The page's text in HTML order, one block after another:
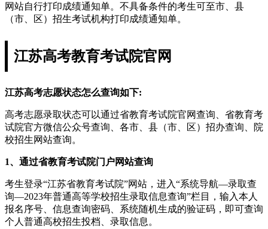
网站自行打印成绩通知单。不具备条件的考生可至市、县
（市、区）招生考试机构打印成绩通知单。
江苏高考教育考试院官网
江苏高考志愿状态怎么查询如下:
高考志愿录取状态可以通过省教育考试院官网查询、省教育考
试院官方微信公众号查询、各市、县（市、区）招办查询、院
校招生网站查询。
1、通过省教育考试院门户网站查询
考生登录“江苏省教育考试院”网站，进入“系统导航—录取查
询—2023年普通高等学校招生录取信息查询”栏目，输入本人
报名序号、信息查询密码、系统随机生成的验证码，即可查询
个人普通高校招生投档、录取信息。